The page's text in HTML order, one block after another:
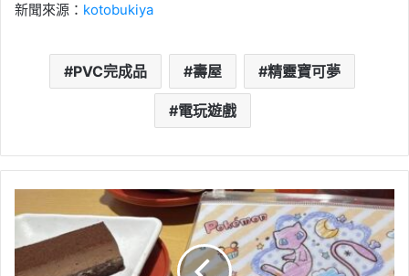
新聞來源： kotobukiya
PVC完成品 壽屋 精靈寶可夢
電玩遊戲